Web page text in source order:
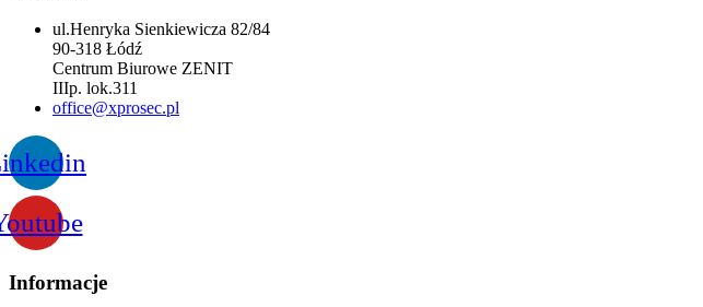
ul.Henryka Sienkiewicza 82/84
90-318 Łódź
Centrum Biurowe ZENIT
IIIp. lok.311
office@xprosec.pl
Informacje